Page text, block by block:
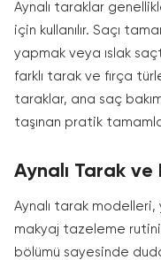
Aynalı taraklar
için kullanılır. Saçı
yapmak veya ıslak
farklı tarak ve fırça
taraklar, ana saç
taşınan pratik
Aynalı Tarak
Aynalı tarak
makyaj tazeleme rutini
bölümü sayesinde